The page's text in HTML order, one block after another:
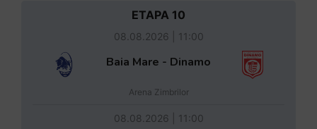
ETAPA 10
08.08.2026 | 11:00
Baia Mare - Dinamo
Arena Zimbrilor
08.08.2026 | 11:00